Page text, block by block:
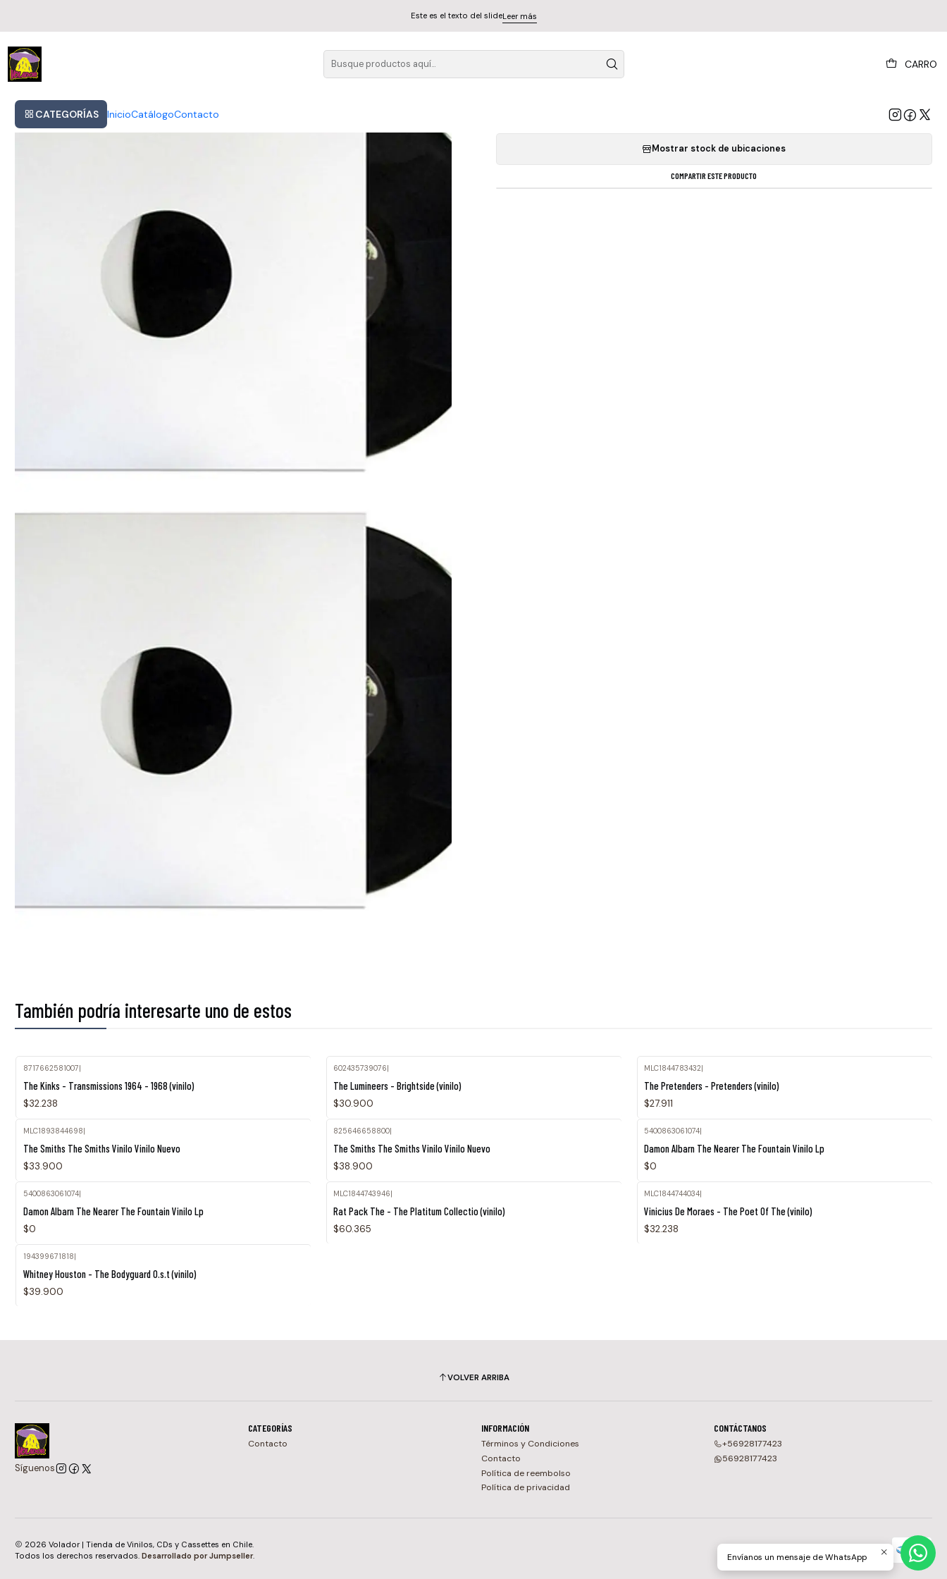
CARRO
CATEGORÍAS InicioCatálogoContacto
Este es el texto del slideLeer más
The Geat Escape - O S T (vinilo)
Mostrar stock de ubicaciones
COMPARTIR ESTE PRODUCTO
También podría interesarte uno de estos
8717662581007|
The Kinks - Transmissions 1964 - 1968 (vinilo)
$32.238
602435739076|
The Lumineers - Brightside (vinilo)
$30.900
MLC1844783432|
The Pretenders - Pretenders (vinilo)
$27.911
MLC1893844698|
The Smiths The Smiths Vinilo Vinilo Nuevo
$33.900
825646658800|
The Smiths The Smiths Vinilo Vinilo Nuevo
$38.900
5400863061074|
Damon Albarn The Nearer The Fountain Vinilo Lp
$0
5400863061074|
Damon Albarn The Nearer The Fountain Vinilo Lp
$0
MLC1844743946
Rat Pack The - The Platitum Collectio (vinilo)
$60.365
MLC1844744034
Vinicius De Moraes - The Poet Of The (vinilo)
$32.238
194399671818
Whitney Houston - The Bodyguard O.s.t (vinilo)
$39.900
VOLVER ARRIBA
Síguenos
CATEGORÍAS
Contacto
INFORMACIÓN
Términos y Condiciones
Contacto
Política de reembolso
Política de privacidad
CONTÁCTANOS
+56928177423
56928177423
2026 Volador | Tienda de Vinilos, CDs y Cassettes en Chile.
Todos los derechos reservados. Desarrollado por Jumpseller. Envíanos un mensaje de WhatsApp